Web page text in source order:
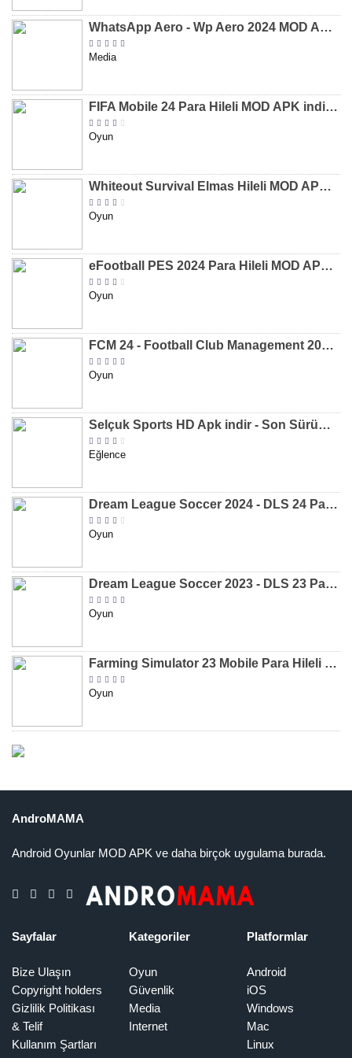
WhatsApp Aero - Wp Aero 2024 MOD APK indir [v10.0.2]
Media
FIFA Mobile 24 Para Hileli MOD APK indir [v20.1.02]
Oyun
Whiteout Survival Elmas Hileli MOD APK indir [v1.13.1]
Oyun
eFootball PES 2024 Para Hileli MOD APK indir [v8.2.0]
Oyun
FCM 24 - Football Club Management 2024 Para Hileli MOD APK indir [v1.0.4]
Oyun
Selçuk Sports HD Apk indir - Son Sürüm 2024 [2.0.1.9]
Eğlence
Dream League Soccer 2024 - DLS 24 Para Hileli MOD APK indir [v11.050]
Oyun
Dream League Soccer 2023 - DLS 23 Para Hileli MOD APK [v11.020]
Oyun
Farming Simulator 23 Mobile Para Hileli MOD APK indir [v0.0.0.8]
Oyun
AndroMAMA
Android Oyunlar MOD APK ve daha birçok uygulama burada.
Sayfalar
Bize Ulaşın
Copyright holders
Gizlilik Politikası
& Telif
Kullanım Şartları
Kategoriler
Oyun
Güvenlik
Media
Internet
Platformlar
Android
iOS
Windows
Mac
Linux